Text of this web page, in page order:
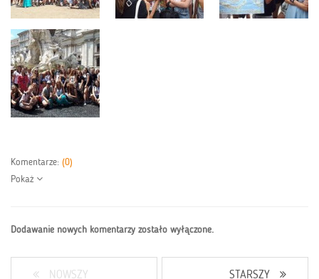
Komentarze: (0)
Pokaż
Dodawanie nowych komentarzy zostało wyłączone.
NOWSZY STARSZY